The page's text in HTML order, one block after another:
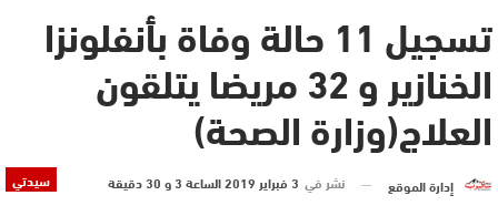
تسجيل 11 حالة وفاة بأنفلونزا
الخنازير و 32 مريضا يتلقون
العلاج(وزارة الصحة)
سيدتي إدارة الموقع نشر في 3 فبراير 2019 الساعة 3 و 30 دقيقة